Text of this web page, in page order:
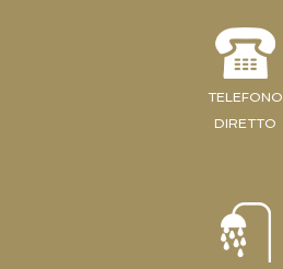
TELEFONO
DIRETTO